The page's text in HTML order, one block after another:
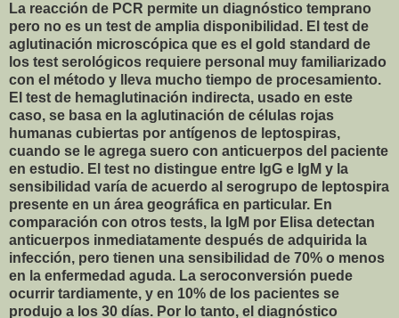
La reacción de PCR permite un diagnóstico temprano
pero no es un test de amplia disponibilidad. El test de
aglutinación microscópica que es el gold standard de
los test serológicos requiere personal muy familiarizado
con el método y lleva mucho tiempo de procesamiento.
El test de hemaglutinación indirecta, usado en este
caso, se basa en la aglutinación de células rojas
humanas cubiertas por antígenos de leptospiras,
cuando se le agrega suero con anticuerpos del paciente
en estudio. El test no distingue entre IgG e IgM y la
sensibilidad varía de acuerdo al serogrupo de leptospira
presente en un área geográfica en particular. En
comparación con otros tests, la IgM por Elisa detectan
anticuerpos inmediatamente después de adquirida la
infección, pero tienen una sensibilidad de 70% o menos
en la enfermedad aguda. La seroconversión puede
ocurrir tardiamente, y en 10% de los pacientes se
produjo a los 30 días. Por lo tanto, el diagnóstico